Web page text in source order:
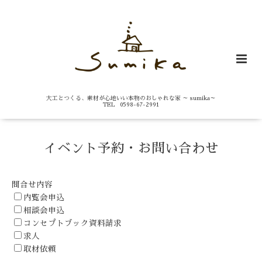
大工とつくる、素材が心地いい本物のおしゃれな家 ～ sumika～
TEL 0598-67-2991
イベント予約・お問い合わせ
問合せ内容
内覧会申込
相談会申込
コンセプトブック資料請求
求人
取材依頼